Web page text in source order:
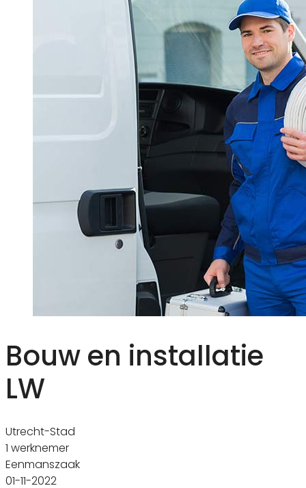
Bouw en installatie
LW
Utrecht-Stad
1 werknemer
Eenmanszaak
01-11-2022